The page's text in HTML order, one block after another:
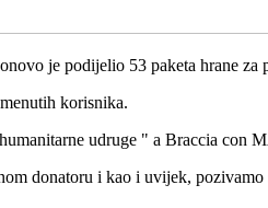
je podijelio 53 paketa hrane za
korisnika.
udruge " a Braccia
donatoru i kao i uvijek,